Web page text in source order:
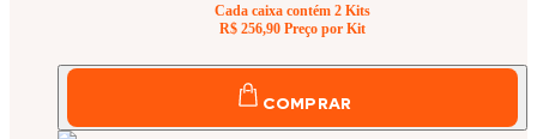
Cada caixa contém 2 Kits
R$ 256,90 Preço por Kit
COMPRAR